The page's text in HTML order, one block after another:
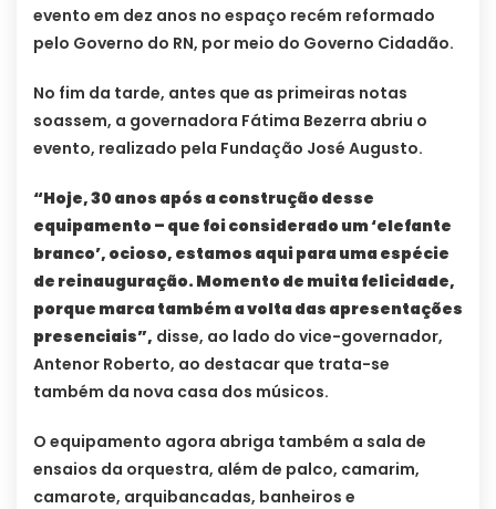
evento em dez anos no espaço recém reformado
pelo Governo do RN, por meio do Governo Cidadão.
No fim da tarde, antes que as primeiras notas
soassem, a governadora Fátima Bezerra abriu o
evento, realizado pela Fundação José Augusto.
“Hoje, 30 anos após a construção desse
equipamento – que foi considerado um ‘elefante
branco’, ocioso, estamos aqui para uma espécie
de reinauguração. Momento de muita felicidade,
porque marca também a volta das apresentações
presenciais”, disse, ao lado do vice-governador,
Antenor Roberto, ao destacar que trata-se
também da nova casa dos músicos.
O equipamento agora abriga também a sala de
ensaios da orquestra, além de palco, camarim,
camarote, arquibancadas, banheiros e